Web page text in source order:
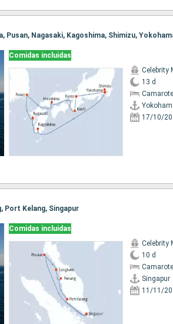
Pusan, Nagasaki, Kagoshima, Shimizu,
Comidas incluidas
Celebrity
13 d
17/10/
Port Kelang, Singapur
Comidas incluidas
Celebrity
10 d
Singapur
11/11/